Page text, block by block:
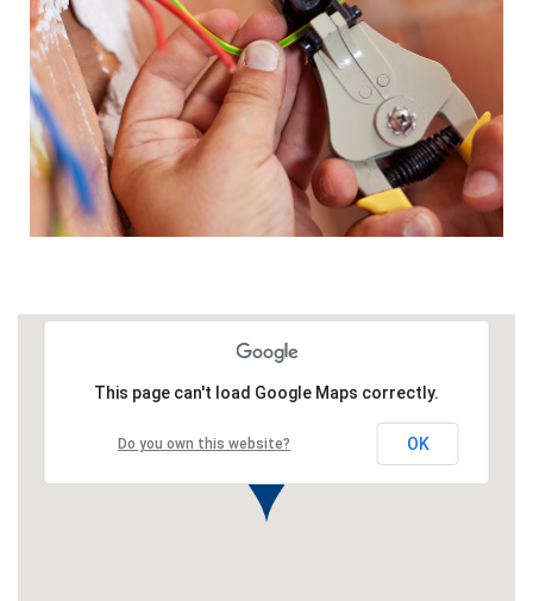
This page can't load Google Maps correctly.
Do you own this website? OK